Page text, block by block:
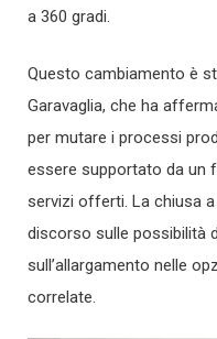
a 360 gradi.
Questo cambiamento è
Garavaglia, che ha
per mutare i processi
essere supportato da un
servizi offerti. La chiusa
discorso sulle possibilità
sull’allargamento nelle
correlate.